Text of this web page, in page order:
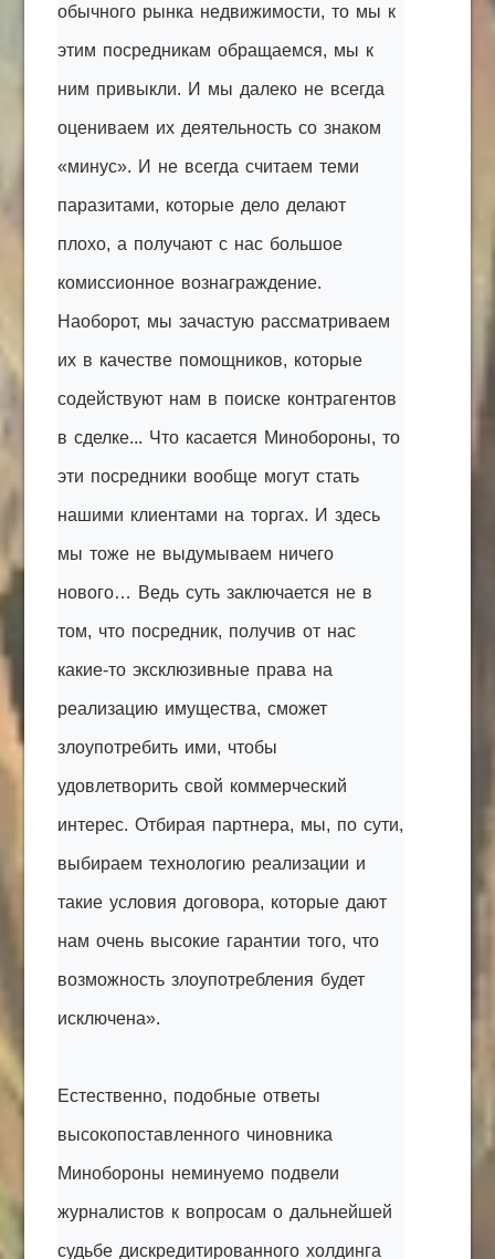
обычного рынка недвижимости, то мы к
этим посредникам обращаемся, мы к
ним привыкли. И мы далеко не всегда
оцениваем их деятельность со знаком
«минус». И не всегда считаем теми
паразитами, которые дело делают
плохо, а получают с нас большое
комиссионное вознаграждение.
Наоборот, мы зачастую рассматриваем
их в качестве помощников, которые
содействуют нам в поиске контрагентов
в сделке... Что касается Минобороны, то
эти посредники вообще могут стать
нашими клиентами на торгах. И здесь
мы тоже не выдумываем ничего
нового… Ведь суть заключается не в
том, что посредник, получив от нас
какие-то эксклюзивные права на
реализацию имущества, сможет
злоупотребить ими, чтобы
удовлетворить свой коммерческий
интерес. Отбирая партнера, мы, по сути,
выбираем технологию реализации и
такие условия договора, которые дают
нам очень высокие гарантии того, что
возможность злоупотребления будет
исключена».
Естественно, подобные ответы
высокопоставленного чиновника
Минобороны неминуемо подвели
журналистов к вопросам о дальнейшей
судьбе дискредитированного холдинга